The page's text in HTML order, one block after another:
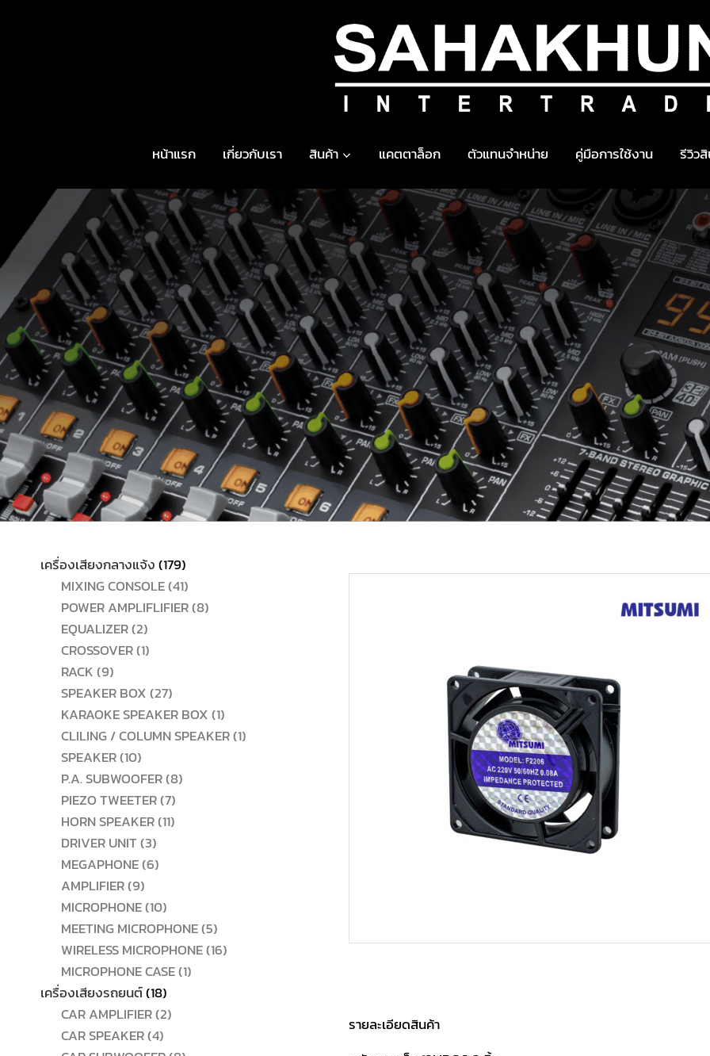
หน้าแรก เกี่ยวกับเรา สินค้า แคตตาล็อก ตัวแทนจำหน่าย คู่มือการใช้งาน รีวิว
เครื่องเสียงกลางแจ้ง 179179
สินค้า
MIXING CONSOLE 4141
สินค้า
POWER AMPLIFLIFIER 88
EQUALIZER 22
สินค้า
CROSSOVER 11
RACK 99
สินค้า
SPEAKER BOX 2727
สินค้า
KARAOKE SPEAKER BOX 11
สินค้า
CLILING / COLUMN SPEAKER 11
SPEAKER 1010
สินค้า
P.A. SUBWOOFER 88
PIEZO TWEETER 77
สินค้า
HORN SPEAKER 1111
DRIVER UNIT 33
สินค้า
MEGAPHONE 66
AMPLIFIER 99
สินค้า
MICROPHONE 1010
สินค้า
MEETING MICROPHONE 55
สินค้า
WIRELESS MICROPHONE 1616
MICROPHONE CASE 11
เครื่องเสียงรถยนต์ 1818
สินค้า
CAR AMPLIFIER 22
CAR SPEAKER 44
รายละเอียดสินค้า